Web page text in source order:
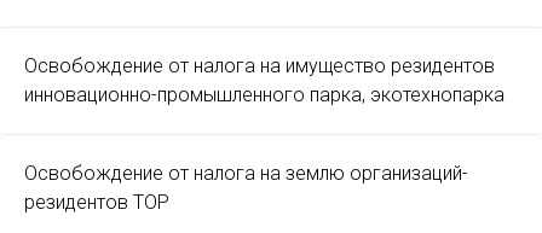
Освобождение от налога на имущество резидентов
инновационно-промышленного парка, экотехнопарка
Освобождение от налога на землю организаций-
резидентов ТОР